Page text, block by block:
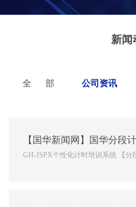
新闻
全 部 公司资讯
GH-JSPX个性化计时培训系统 【